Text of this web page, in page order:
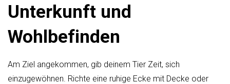
Unterkunft und
Wohlbefinden
Am Ziel angekommen, gib deinem Tier Zeit, sich
einzugewöhnen. Richte eine ruhige Ecke mit Decke oder